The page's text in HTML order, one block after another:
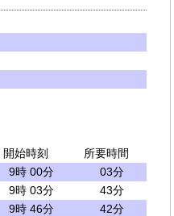
開始時刻
所要時間
9時 00分
03分
9時 03分
43分
9時 46分
42分